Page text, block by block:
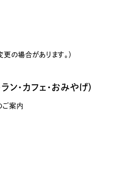
の場合があります。）
ン・カフェ・おみやげ）
ご案内